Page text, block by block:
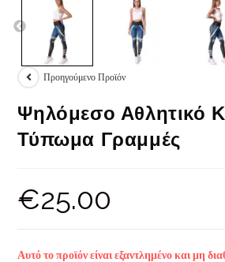
Προηγούμενο Προϊόν
Ψηλόμεσο Αθλητικό
Τύπωμα Γραμμές
€25.00
Αυτό το προϊόν είναι εξαντλημένο και μη